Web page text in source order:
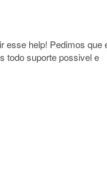
esse help! Pedimos que
todo suporte possivel e